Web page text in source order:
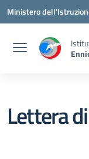
Vai ai contenuti
Vai al menu di
Vai al footer
Ministero
Lettera